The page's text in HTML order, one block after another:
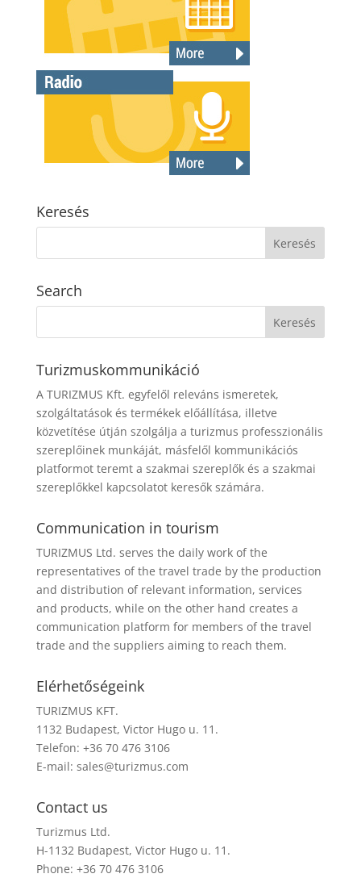
Keresés
Search
Turizmuskommunikáció
A TURIZMUS Kft. egyfelől releváns ismeretek,
szolgáltatások és termékek előállítása, illetve
közvetítése útján szolgálja a turizmus professzionális
szereplőinek munkáját, másfelől kommunikációs
platformot teremt a szakmai szereplők és a szakmai
szereplőkkel kapcsolatot keresők számára.
Communication in tourism
TURIZMUS Ltd. serves the daily work of the
representatives of the travel trade by the production
and distribution of relevant information, services
and products, while on the other hand creates a
communication platform for members of the travel
trade and the suppliers aiming to reach them.
Elérhetőségeink
TURIZMUS KFT.
1132 Budapest, Victor Hugo u. 11.
Telefon: +36 70 476 3106
E-mail: sales@turizmus.com
Contact us
Turizmus Ltd.
H-1132 Budapest, Victor Hugo u. 11.
Phone: +36 70 476 3106